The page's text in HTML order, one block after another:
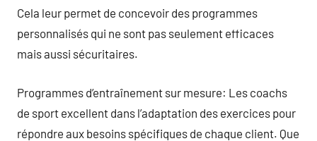
Cela leur permet de concevoir des programmes
personnalisés qui ne sont pas seulement efficaces
mais aussi sécuritaires.
Programmes d’entraînement sur mesure: Les coachs
de sport excellent dans l’adaptation des exercices pour
répondre aux besoins spécifiques de chaque client. Que